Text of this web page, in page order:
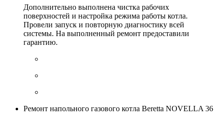
Дополнительно выполнена чистка рабочих
поверхностей и настройка режима работы котла.
Провели запуск и повторную диагностику всей
системы. На выполненный ремонт предоставили
гарантию.
Ремонт напольного газового котла Beretta NOVELLA 36